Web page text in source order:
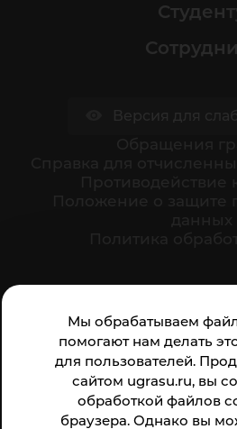
Мы обрабатываем
помогают нам делать
для пользователей.
сайтом ugrasu.ru, вы
обработкой файлов
браузера. Однако вы